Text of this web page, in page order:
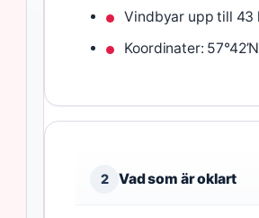
Vindbyar upp till 43
Koordinater:
2 Vad som är oklart